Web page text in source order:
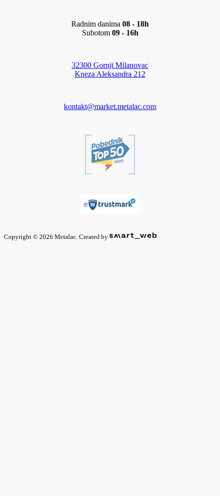
Radnim danima 08 - 18h
Subotom 09 - 16h
32300 Gornji Milanovac
Kneza Aleksandra 212
kontakt@market.metalac.com
Copyright © 2026 Metalac. Created by